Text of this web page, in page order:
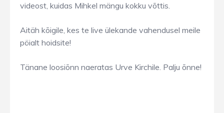
videost, kuidas Mihkel mängu kokku võttis.
Aitäh kõigile, kes te live ülekande vahendusel meile
pöialt hoidsite!
Tänane loosiõnn naeratas Urve Kirchile. Palju õnne!